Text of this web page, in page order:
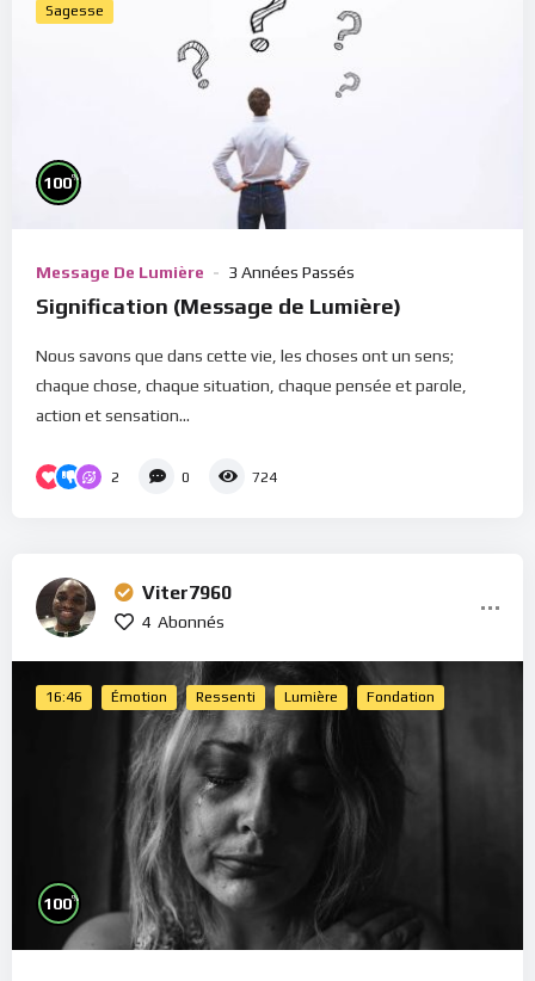
Sagesse
100%
Message De Lumière 3 Années Passés
Signification (Message de Lumière)
Nous savons que dans cette vie, les choses ont un sens;
chaque chose, chaque situation, chaque pensée et parole,
action et sensation...
2 0 724
Viter7960
4 Abonnés
16:46 Émotion Ressenti Lumière Fondation
100%